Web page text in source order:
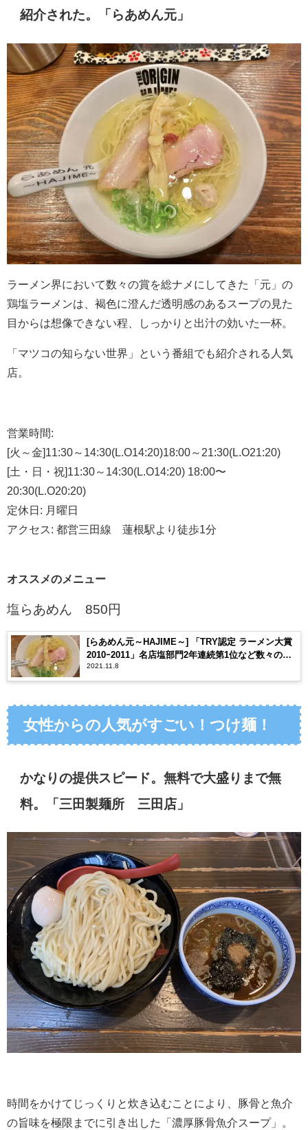
紹介された。「らあめん元」
ラーメン界において数々の賞を総ナメにしてきた「元」の
鶏塩ラーメンは、褐色に澄んだ透明感のあるスープの見た
目からは想像できない程、しっかりと出汁の効いた一杯。
「マツコの知らない世界」という番組でも紹介される人気
店。
営業時間:
[火～金]11:30～ 14:30(L.O14:20)18:00～ 21:30(L.O21:20)
[土・日・祝]11:30～ 14:30(L.O14:20) 18:00〜
20:30(L.O20:20)
定休日 : 月曜日
アクセス: 都営三田線 蓮根駅より徒歩1分
オススメのメニュー
塩らあめん 850円
[らあめん元～HAJIME～] 「TRY認定 ラーメン大賞
2010ｰ2011」名店塩部門2年連続第1位など数々の賞
を取り続ける塩ラーメンの有名人気店！鶏本来の芳
醇な旨味とコク、魚介系の風味が絶妙なバランスで
2021.11.8
女性からの人気がすごい！つけ麺！
かなりの提供スピード。無料で大盛りまで無
料。「三田製麺所 三田店」
時間をかけてじっくりと炊き込むことにより、豚骨と魚介
の旨味を極限までに引き出した「濃厚豚骨魚介スープ」。